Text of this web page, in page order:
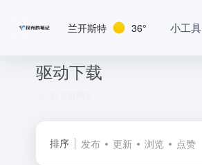
兰开斯特 36° 小工具
驱动下载
排序 发布 更新 浏览 点赞